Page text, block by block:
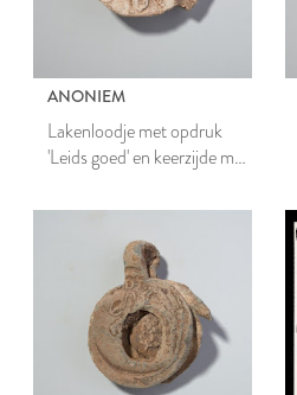
ANONIEM
Lakenloodje met opdruk
'Leids goed' en keerzijde met